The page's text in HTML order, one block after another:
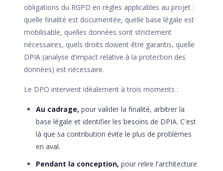
obligations du RGPD en règles applicables au projet :
quelle finalité est documentée, quelle base légale est
mobilisable, quelles données sont strictement
nécessaires, quels droits doivent être garantis, quelle
DPIA (analyse d'impact relative à la protection des
données) est nécessaire.
Le DPO intervient idéalement à trois moments :
Au cadrage, pour valider la finalité, arbitrer la
base légale et identifier les besoins de DPIA. C'est
là que sa contribution évite le plus de problèmes
en aval.
Pendant la conception, pour relire l'architecture